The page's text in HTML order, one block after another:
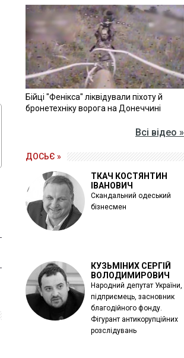
Бійці "Фенікса" ліквідували піхоту й
бронетехніку ворога на Донеччині
Всі відео »
ДОСЬЄ »
ТКАЧ КОСТЯНТИН
ІВАНОВИЧ
Скандальний одеський
бізнесмен
КУЗЬМІНИХ СЕРГІЙ
ВОЛОДИМИРОВИЧ
Народний депутат України,
підприємець, засновник
благодійного фонду.
Фігурант антикорупційних
розслідувань